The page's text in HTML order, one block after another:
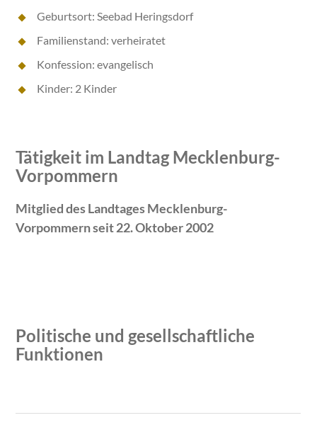
Geburtsort: Seebad Heringsdorf
Familienstand: verheiratet
Konfession: evangelisch
Kinder: 2 Kinder
Tätigkeit im Landtag Mecklenburg-
Vorpommern
Mitglied des Landtages Mecklenburg-
Vorpommern seit 22. Oktober 2002
Politische und gesellschaftliche
Funktionen
Zeitraum
Tätigkeit